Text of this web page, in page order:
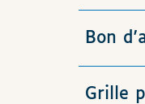
Bon
Grille